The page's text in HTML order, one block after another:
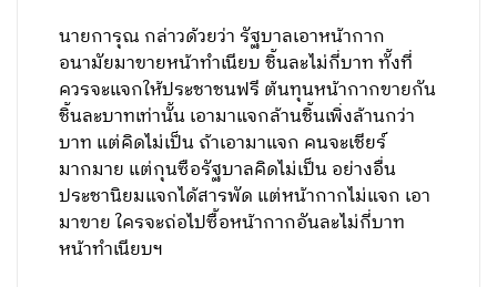
นายการุณ กล่าวด้วยว่า รัฐบาลเอาหน้ากาก
อนามัยมาขายหน้าทำเนียบ ชิ้นละไม่กี่บาท ทั้งที่
ควรจะแจกให้ประชาชนฟรี ต้นทุนหน้ากากขายกัน
ชิ้นละบาทเท่านั้น เอามาแจกล้านชิ้นเพิ่งล้านกว่า
บาท แต่คิดไม่เป็น ถ้าเอามาแจก คนจะเชียร์
มากมาย แต่กุนซือรัฐบาลคิดไม่เป็น อย่างอื่น
ประชานิยมแจกได้สารพัด แต่หน้ากากไม่แจก เอา
มาขาย ใครจะถ่อไปซื้อหน้ากากอันละไม่กี่บาท
หน้าทำเนียบฯ